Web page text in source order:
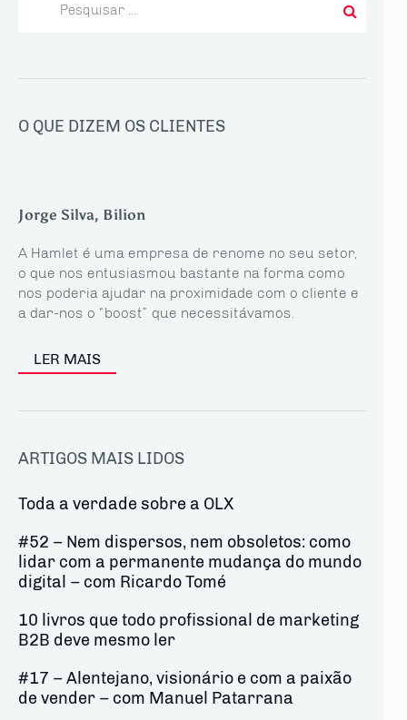
O QUE DIZEM OS CLIENTES
Jorge Silva, Bilion
A Hamlet é uma empresa de renome no seu setor,
o que nos entusiasmou bastante na forma como
nos poderia ajudar na proximidade com o cliente e
a dar-nos o “boost” que necessitávamos.
LER MAIS
ARTIGOS MAIS LIDOS
Toda a verdade sobre a OLX
#52 – Nem dispersos, nem obsoletos: como
lidar com a permanente mudança do mundo
digital – com Ricardo Tomé
10 livros que todo profissional de marketing
B2B deve mesmo ler
#17 – Alentejano, visionário e com a paixão
de vender – com Manuel Patarrana